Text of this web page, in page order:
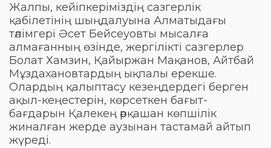
Жалпы, кейіпкеріміздің сазгерлік
қабілетінің шыңдалуына Алматыдағы
тәлімгері Әсет Бейсеуовты мысалға
алмағанның өзінде, жергілікті сазгерлер
Болат Хамзин, Қайыржан Мақанов, Айтбай
Мұздахановтардың ықпалы ерекше.
Олардың қалыптасу кезеңдердегі берген
ақыл-кеңестерін, көрсеткен бағыт-
бағдарын Қалекең әрқашан көпшілік
жиналған жерде аузынан тастамай айтып
жүреді.